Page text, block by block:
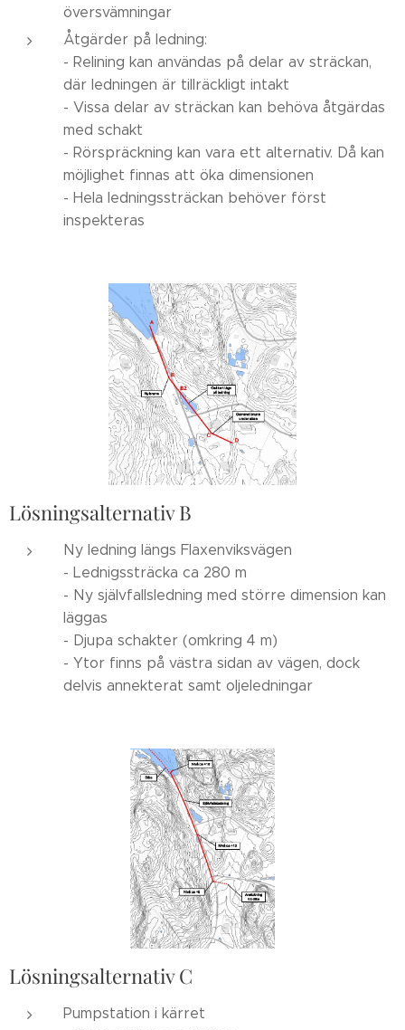
översvämningar
Åtgärder på ledning:
- Relining kan användas på delar av sträckan,
där ledningen är tillräckligt intakt
- Vissa delar av sträckan kan behöva åtgärdas
med schakt
- Rörspräckning kan vara ett alternativ. Då kan
möjlighet finnas att öka dimensionen
- Hela ledningssträckan behöver först
inspekteras
Lösningsalternativ B
Ny ledning längs Flaxenviksvägen
- Lednigssträcka ca 280 m
- Ny självfallsledning med större dimension kan
läggas
- Djupa schakter (omkring 4 m)
- Ytor finns på västra sidan av vägen, dock
delvis annekterat samt oljeledningar
Lösningsalternativ C
Pumpstation i kärret